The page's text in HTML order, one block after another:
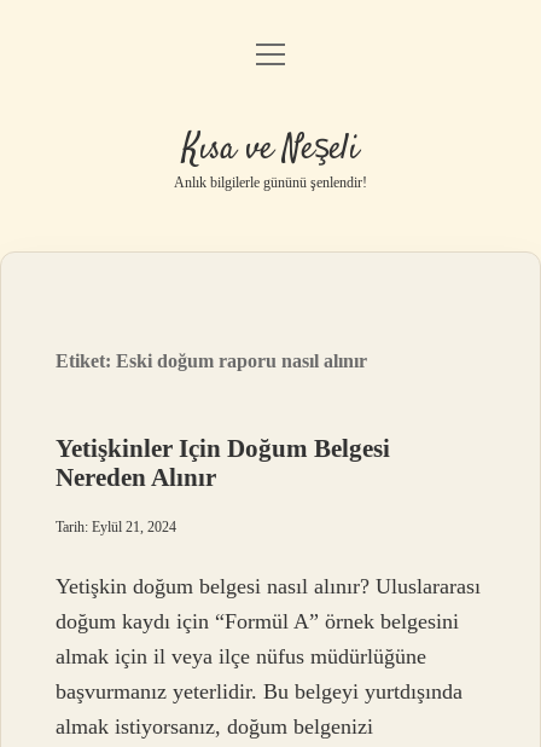
Anasayfa
Yasal Uyarı
menüyü
Kısa ve Neşeli
Anlık bilgilerle gününü şenlendir!
Etiket:Eski doğum raporu nasıl alınır
Yetişkinler Için Doğum Belgesi
Nereden Alınır
Tarih: Eylül 21, 2024
Yetişkin doğum belgesi nasıl alınır? Uluslararası
doğum kaydı için “Formül A” örnek belgesini
almak için il veya ilçe nüfus müdürlüğüne
başvurmanız yeterlidir. Bu belgeyi yurtdışında
almak istiyorsanız, doğum belgenizi